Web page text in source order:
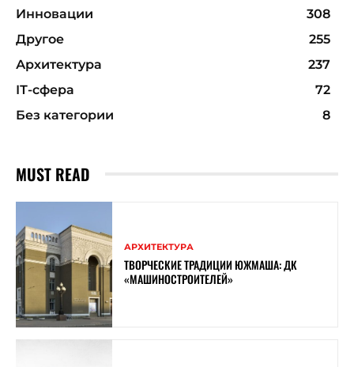
Инновации
308
Другое
255
Архитектура
237
ІТ-сфера
72
Без категории
8
MUST READ
АРХИТЕКТУРА
ТВОРЧЕСКИЕ ТРАДИЦИИ ЮЖМАША: ДК
«МАШИНОСТРОИТЕЛЕЙ»